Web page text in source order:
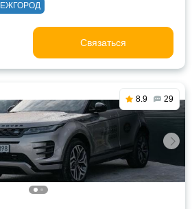
Связаться
8.9 29